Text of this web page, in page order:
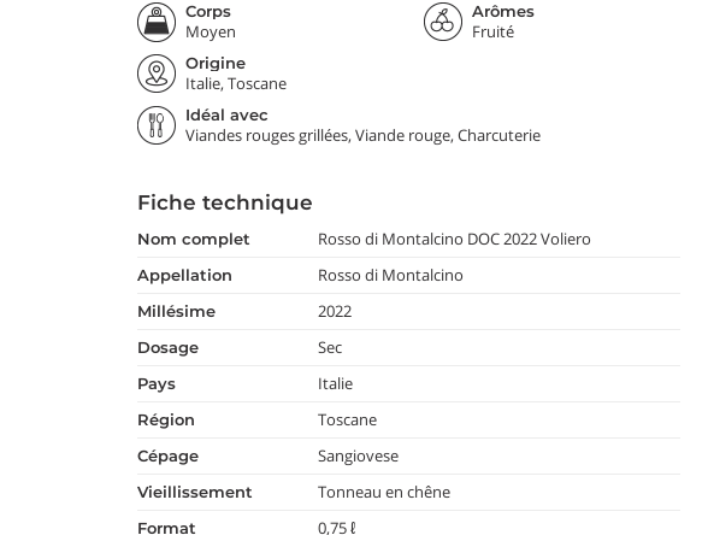
Corps
Moyen
Arômes
Fruité
Origine
Italie, Toscane
Idéal avec
Viandes rouges grillées, Viande rouge, Charcuterie
Fiche technique
nom complet Rosso di Montalcino DOC 2022 Voliero
appellation Rosso di Montalcino
millésime 2022
dosage Sec
pays Italie
région Toscane
cépage Sangiovese
vieillissement Tonneau en chêne
format 0,75 ℓ